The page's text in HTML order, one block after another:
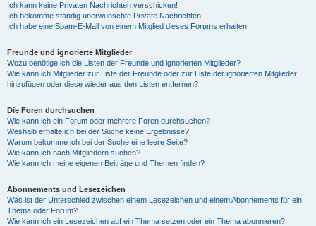
Ich kann keine Privaten Nachrichten verschicken!
Ich bekomme ständig unerwünschte Private Nachrichten!
Ich habe eine Spam-E-Mail von einem Mitglied dieses Forums erhalten!
Freunde und ignorierte Mitglieder
Wozu benötige ich die Listen der Freunde und ignorierten Mitglieder?
Wie kann ich Mitglieder zur Liste der Freunde oder zur Liste der ignorierten Mitglieder
hinzufügen oder diese wieder aus den Listen entfernen?
Die Foren durchsuchen
Wie kann ich ein Forum oder mehrere Foren durchsuchen?
Weshalb erhalte ich bei der Suche keine Ergebnisse?
Warum bekomme ich bei der Suche eine leere Seite?
Wie kann ich nach Mitgliedern suchen?
Wie kann ich meine eigenen Beiträge und Themen finden?
Abonnements und Lesezeichen
Was ist der Unterschied zwischen einem Lesezeichen und einem Abonnements für ein
Thema oder Forum?
Wie kann ich ein Lesezeichen auf ein Thema setzen oder ein Thema abonnieren?